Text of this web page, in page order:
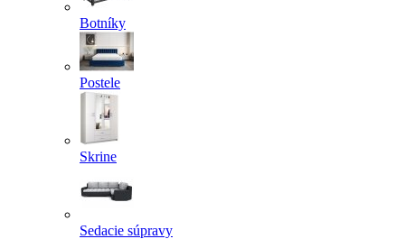
Botníky
Postele
Skrine
Sedacie súpravy